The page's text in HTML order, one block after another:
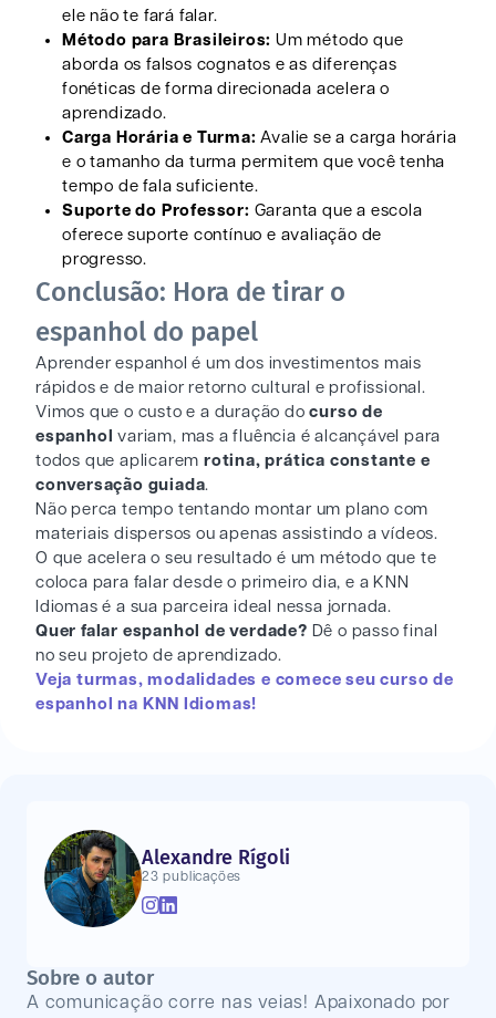
ele não te fará falar.
Método para Brasileiros: Um método que
aborda os falsos cognatos e as diferenças
fonéticas de forma direcionada acelera o
aprendizado.
Carga Horária e Turma: Avalie se a carga horária
e o tamanho da turma permitem que você tenha
tempo de fala suficiente.
Suporte do Professor: Garanta que a escola
oferece suporte contínuo e avaliação de
progresso.
Conclusão: Hora de tirar o
espanhol do papel
Aprender espanhol é um dos investimentos mais
rápidos e de maior retorno cultural e profissional.
Vimos que o custo e a duração docurso de
espanhol variam, mas a fluência é alcançável para
todos que aplicaremrotina, prática constante e
conversação guiada.
Não perca tempo tentando montar um plano com
materiais dispersos ou apenas assistindo a vídeos.
O que acelera o seu resultado é um método que te
coloca para falar desde o primeiro dia, e a KNN
Idiomas é a sua parceira ideal nessa jornada.
Quer falar espanhol de verdade? Dê o passo final
no seu projeto de aprendizado.
Veja turmas, modalidades e comece seu curso de
espanhol na KNN Idiomas!
Alexandre Rígoli
23 publicações
Sobre o autor
A comunicação corre nas veias! Apaixonado por